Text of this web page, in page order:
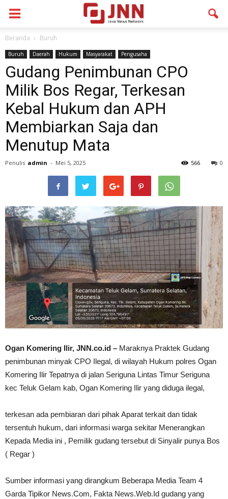
Beranda Buruh
Buruh Daerah Hukum Masyarakat Pengusaha
Gudang Penimbunan CPO
Milik Bos Regar, Terkesan
Kebal Hukum dan APH
Membiarkan Saja dan
Menutup Mata
Penulis admin - Mei 5, 2025 0
566
Ogan Komering Ilir, JNN.co.id – Maraknya Praktek Gudang
penimbunan minyak CPO Ilegal, di wilayah Hukum polres Ogan
Komering Ilir Tepatnya di jalan Seriguna Lintas Timur Seriguna
kec Teluk Gelam kab, Ogan Komering Ilir yang diduga ilegal,
terkesan ada pembiaran dari pihak Aparat terkait dan tidak
tersentuh hukum, dari informasi warga sekitar Menerangkan
Kepada Media ini , Pemilik gudang tersebut di Sinyalir punya Bos
( Regar )
Sumber informasi yang dirangkum Beberapa Media Team 4
Garda Tipikor News.Com, Fakta News.Web.Id gudang yang